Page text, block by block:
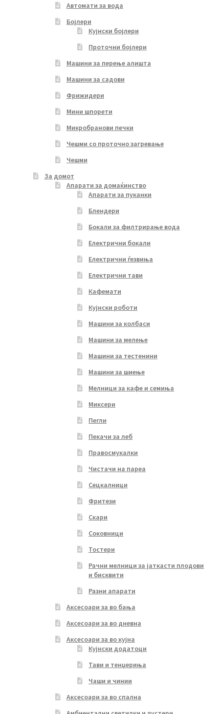
Автомати за вода
Бојлери
Кујнски бојлери
Проточни бојлери
Машини за перење алишта
Машини за садови
Фрижидери
Мини шпорети
Микробранови печки
Чешми со проточно загревање
Чешми
За домот
Апарати за домаќинство
Апарати за пуканки
Блендери
Бокали за филтрирање вода
Електрични бокали
Електрични ѓезвиња
Електрични тави
Кафемати
Кујнски роботи
Машини за колбаси
Машини за мелење
Машини за тестенини
Машини за шиење
Мелници за кафе и семиња
Миксери
Пегли
Пекачи за леб
Правосмукалки
Чистачи на пареа
Сецкалници
Фритези
Скари
Соковници
Тостери
Рачни мелници за јаткасти плодови
и бисквити
Разни апарати
Аксесоари за во бања
Аксесоари за во дневна
Аксесоари за во кујна
Кујнски додатоци
Тави и тенџериња
Чаши и чинии
Аксесоари за во спална